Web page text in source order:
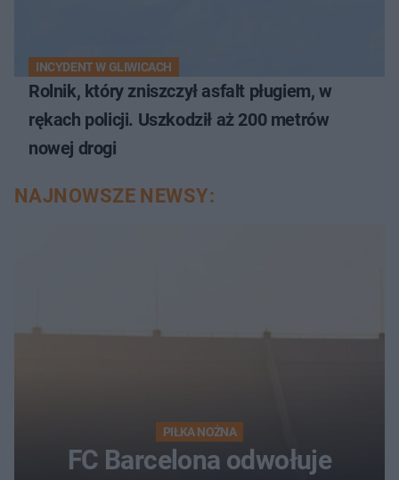
INCYDENT W GLIWICACH
Rolnik, który zniszczył asfalt pługiem, w
rękach policji. Uszkodził aż 200 metrów
nowej drogi
NAJNOWSZE NEWSY:
PIŁKA NOŻNA
FC Barcelona odwołuje